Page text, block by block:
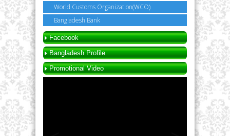
World Customs Organization(WCO)
Bangladesh Bank
Facebook
Bangladesh Profile
Promotional Video